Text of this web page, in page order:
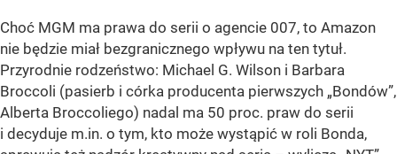
Choć MGM ma prawa do serii o agencie 007, to Amazon
nie będzie miał bezgranicznego wpływu na ten tytuł.
Przyrodnie rodzeństwo: Michael G. Wilson i Barbara
Broccoli (pasierb i córka producenta pierwszych „Bondów”,
Alberta Broccoliego) nadal ma 50 proc. praw do serii
i decyduje m.in. o tym, kto może wystąpić w roli Bonda,